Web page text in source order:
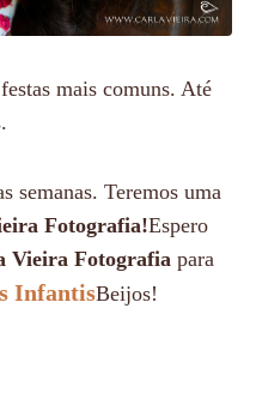
mais comuns. Até
semanas. Teremos uma
Fotografia!Espero
Vieira Fotografia para
InfantisBeijos!